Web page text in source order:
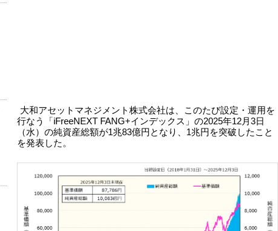
大和アセットマネジメント株式会社は、このたび設定・運用を
行なう「iFreeNEXT FANG+インデックス」の2025年12月3日
（水）の純資産総額が1兆83億円となり、1兆円を突破したこと
を発表した。